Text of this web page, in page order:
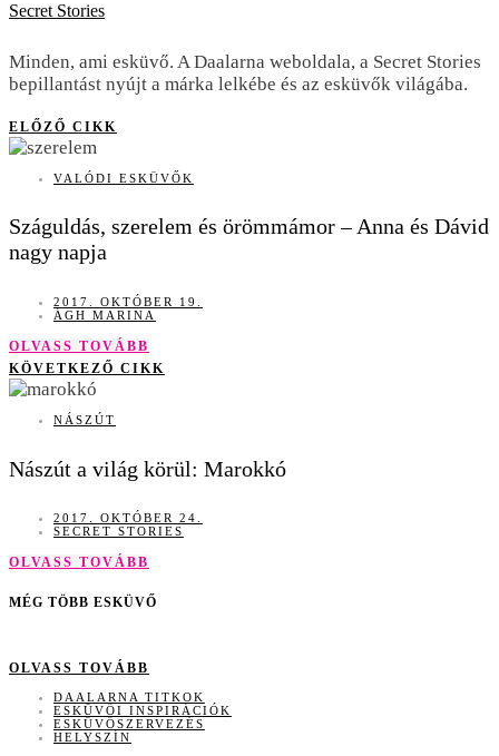
Secret Stories
Minden, ami esküvő. A Daalarna weboldala, a Secret Stories
bepillantást nyújt a márka lelkébe és az esküvők világába.
ELŐZŐ CIKK
VALÓDI ESKÜVŐK
Száguldás, szerelem és örömmámor – Anna és Dávid
nagy napja
2017. OKTÓBER 19.
ÁGH MARINA
OLVASS TOVÁBB
KÖVETKEZŐ CIKK
NÁSZÚT
Nászút a világ körül: Marokkó
2017. OKTÓBER 24.
SECRET STORIES
OLVASS TOVÁBB
MÉG TÖBB ESKÜVŐ
OLVASS TOVÁBB
DAALARNA TITKOK
ESKÜVŐI INSPIRÁCIÓK
ESKÜVŐSZERVEZÉS
HELYSZÍN